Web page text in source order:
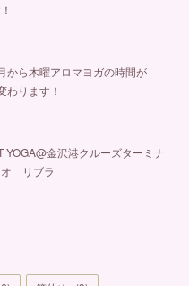
から木曜アロマヨガの時間が
わります！
YOGA@金沢港クルーズターミナ
リブラ